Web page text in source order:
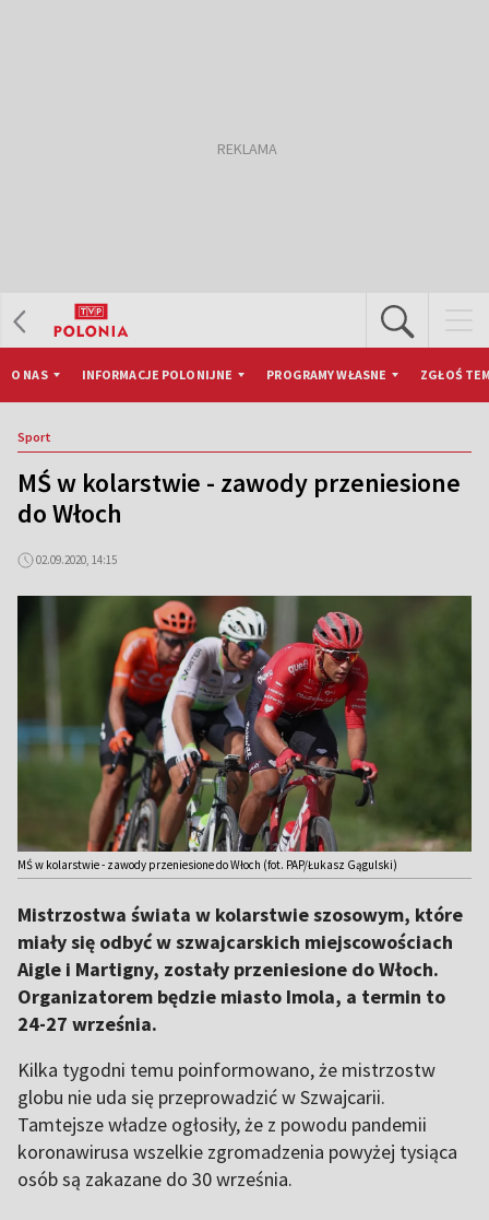
O NAS INFORMACJE POLONIJNE PROGRAMY WŁASNE ZGŁOŚ
Sport
MŚ w kolarstwie - zawody przeniesione
do Włoch
02.09.2020, 14:15
MŚ w kolarstwie - zawody przeniesione do Włoch (fot. PAP/Łukasz Gągulski)
Mistrzostwa świata w kolarstwie szosowym, które
miały się odbyć w szwajcarskich miejscowościach
Aigle i Martigny, zostały przeniesione do Włoch.
Organizatorem będzie miasto Imola, a termin to
24-27 września.
Kilka tygodni temu poinformowano, że mistrzostw
globu nie uda się przeprowadzić w Szwajcarii.
Tamtejsze władze ogłosiły, że z powodu pandemii
koronawirusa wszelkie zgromadzenia powyżej tysiąca
osób są zakazane do 30 września.